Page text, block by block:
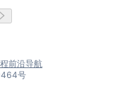
前沿导航
号